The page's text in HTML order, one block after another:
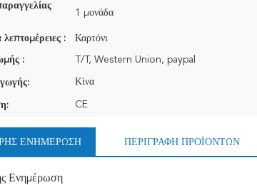
1 μονάδα
: Καρτόνι
: T/T, Western Union, paypal
Κίνα
CE
ΕΝΗΜΈΡΩΣΗ ΠΕΡΙΓΡΑΦΉ ΠΡΟΪΌΝΤΩΝ
Ενημέρωση